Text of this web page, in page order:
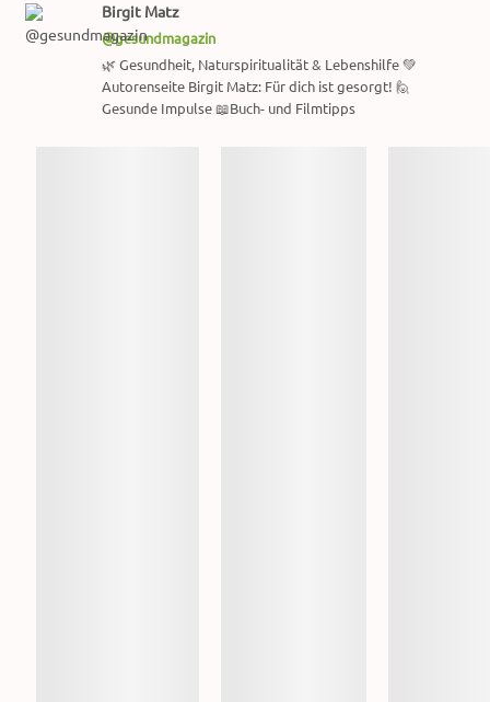
Birgit Matz
@gesundmagazin
🌿 Gesundheit, Naturspiritualität & Lebenshilfe 💚
Autorenseite Birgit Matz: Für dich ist gesorgt! 🙋
Gesunde Impulse 📖Buch- und Filmtipps